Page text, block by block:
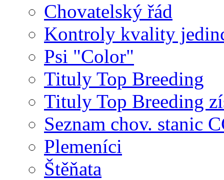
Chovatelský řád
Kontroly kvality
Psi "Color"
Tituly Top Breeding
Tituly Top Breeding
Seznam chov. stanic
Plemeníci
Štěňata